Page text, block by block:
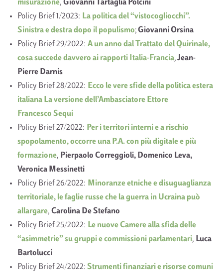
misurazione, Giovanni Tartaglia Polcini
Policy Brief 1/2023: La politica del “vistocogliocchi”.
Sinistra e destra dopo il populismo;Giovanni Orsina
Policy Brief 29/2022: A un anno dal Trattato del Quirinale,
cosa succede davvero ai rapporti Italia-Francia,Jean-
Pierre Darnis
Policy Brief 28/2022: Ecco le vere sfide della politica estera
italiana La versione dell’Ambasciatore Ettore
Francesco Sequi
Policy Brief 27/2022: Per i territori interni e a rischio
spopolamento, occorre una P.A. con più digitale e più
formazione, Pierpaolo Correggioli, Domenico Leva,
Veronica Messinetti
Policy Brief 26/2022: Minoranze etniche e disuguaglianza
territoriale, le faglie russe che la guerra in Ucraina può
allargare, Carolina De Stefano
Policy Brief 25/2022: Le nuove Camere alla sfida delle
“asimmetrie” su gruppi e commissioni parlamentari, Luca
Bartolucci
Policy Brief 24/2022: Strumenti finanziari e risorse comuni